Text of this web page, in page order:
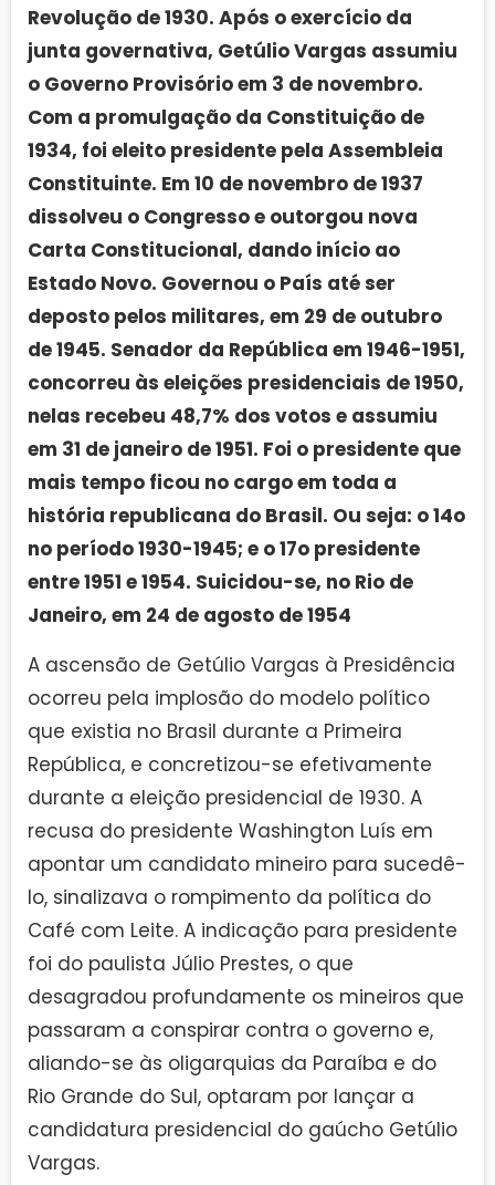
Revolução de 1930. Após o exercício da
junta governativa, Getúlio Vargas assumiu
o Governo Provisório em 3 de novembro.
Com a promulgação da Constituição de
1934, foi eleito presidente pela Assembleia
Constituinte. Em 10 de novembro de 1937
dissolveu o Congresso e outorgou nova
Carta Constitucional, dando início ao
Estado Novo. Governou o País até ser
deposto pelos militares, em 29 de outubro
de 1945. Senador da República em 1946-1951,
concorreu às eleições presidenciais de 1950,
nelas recebeu 48,7% dos votos e assumiu
em 31 de janeiro de 1951. Foi o presidente que
mais tempo ficou no cargo em toda a
história republicana do Brasil. Ou seja: o 14o
no período 1930-1945; e o 17o presidente
entre 1951 e 1954. Suicidou-se, no Rio de
Janeiro, em 24 de agosto de 1954
A ascensão de Getúlio Vargas à Presidência
ocorreu pela implosão do modelo político
que existia no Brasil durante a Primeira
República, e concretizou-se efetivamente
durante a eleição presidencial de 1930. A
recusa do presidente Washington Luís em
apontar um candidato mineiro para sucedê-
lo, sinalizava o rompimento da política do
Café com Leite. A indicação para presidente
foi do paulista Júlio Prestes, o que
desagradou profundamente os mineiros que
passaram a conspirar contra o governo e,
aliando-se às oligarquias da Paraíba e do
Rio Grande do Sul, optaram por lançar a
candidatura presidencial do gaúcho Getúlio
Vargas.